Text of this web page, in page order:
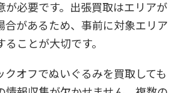
が必要です。出張買取はエリアが
合があるため、事前に対象エリア
ことが大切です。
クオフでぬいぐるみを買取しても